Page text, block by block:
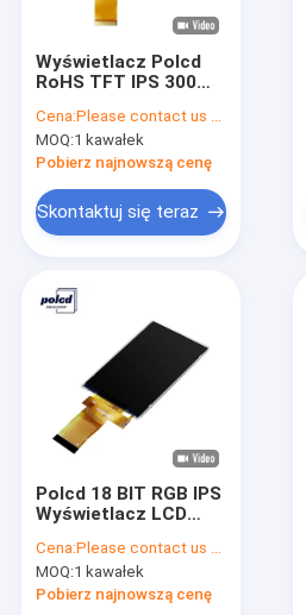
Wyświetlacz Polcd
RoHS TFT IPS 300
dotykowy
Cena:Please contact us for latest price
MOQ:1 kawałek
Pobierz najnowszą cenę
Skontaktuj się teraz
Polcd 18 BIT RGB IPS
Wyświetlacz LCD
Tft Lcd 3.5
Cena:Please contact us for latest price
MOQ:1 kawałek
Pobierz najnowszą cenę